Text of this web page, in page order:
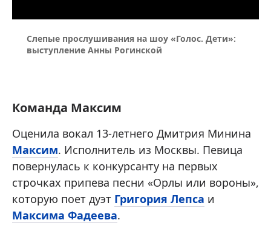
Слепые прослушивания на шоу «Голос. Дети»:
выступление Анны Рогинской
Команда Максим
Оценила вокал 13-летнего Дмитрия Минина
Максим. Исполнитель из Москвы. Певица
повернулась к конкурсанту на первых
строчках припева песни «Орлы или вороны»,
которую поет дуэт Григория Лепса и
Максима Фадеева.